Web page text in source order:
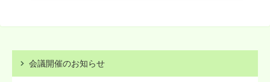
会議開催のお知らせ